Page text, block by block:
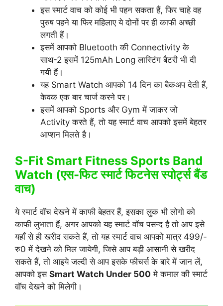
इस स्मार्ट वाच को कोई भी पहन सकता हैं, फिर चाहे वह
पुरुष पहने या फिर महिलाए ये दोनों पर ही काफी अच्छी
लगती हैं।
इसमें आपको Bluetooth की Connectivity के
साथ-2 इसमें 125mAh Long लास्टिंग बैटरी भी दी
गयी हैं।
यह Smart Watch आपको 14 दिन का बैकअप देती हैं,
केवक एक बार चार्ज करने पर।
इसमें आपको Sports और Gym में जाकर जो
Activity करते हैं, तो यह स्मार्ट वाच आपको इसमें बेहतर
आप्शन मिलते है।
S-Fit Smart Fitness Sports Band
Watch (एस-फिट स्मार्ट फिटनेस स्पोर्ट्स बैंड
वाच)
ये स्मार्ट वॉच देखने में काफी बेहतर हैं, इसका लुक भी लोगो को
काफी लुभाता हैं, अगर आपको यह स्मार्ट वॉच पसन्द है तो आप इसे
यहाँ से ही खरीद सकते हैं, तो यह स्मार्ट वाच आपको मात्र 499/-
रु0 में देखने को मिल जायेगी, जिसे आप बड़ी आसानी से खरीद
सकते हैं, तो आइये जल्दी से आप इसके फीचर्स के बारे में जान लें,
आपको इस Smart Watch Under 500 मे कमाल की स्मार्ट
वॉच देखने को मिलेगी।